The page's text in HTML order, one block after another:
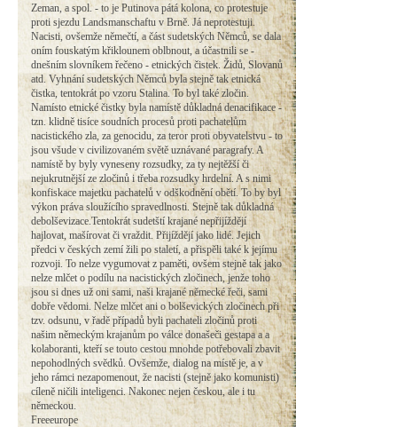
Zeman, a spol. - to je Putinova pátá kolona, co protestuje
proti sjezdu Landsmanschaftu v Brně. Já neprotestuji.
Nacisti, ovšemže němečtí, a část sudetských Němců, se dala
oním fouskatým křiklounem oblbnout, a účastnili se -
dnešním slovníkem řečeno - etnických čistek. Židů, Slovanů
atd. Vyhnání sudetských Němců byla stejně tak etnická
čistka, tentokrát po vzoru Stalina. To byl také zločin.
Namísto etnické čistky byla namístě důkladná denacifikace -
tzn. klidně tisíce soudních procesů proti pachatelům
nacistického zla, za genocidu, za teror proti obyvatelstvu - to
jsou všude v civilizovaném světě uznávané paragrafy. A
namístě by byly vyneseny rozsudky, za ty nejtěžší či
nejukrutnější ze zločinů i třeba rozsudky hrdelní. A s nimi
konfiskace majetku pachatelů v odškodnění obětí. To by byl
výkon práva sloužícího spravedlnosti. Stejně tak důkladná
debolševizace.Tentokrát sudetští krajané nepřijíždějí
hajlovat, mašírovat či vraždit. Přijíždějí jako lidé. Jejich
předci v českých zemí žili po staletí, a přispěli také k jejímu
rozvoji. To nelze vygumovat z paměti, ovšem stejně tak jako
nelze mlčet o podílu na nacistických zločinech, jenže toho
jsou si dnes už oni sami, naši krajané německé řeči, sami
dobře vědomi. Nelze mlčet ani o bolševických zločinech při
tzv. odsunu, v řadě případů byli pachateli zločinů proti
našim německým krajanům po válce donašeči gestapa a a
kolaboranti, kteří se touto cestou mnohde potřebovali zbavit
nepohodlných svědků. Ovšemže, dialog na místě je, a v
jeho rámci nezapomenout, že nacisti (stejně jako komunisti)
cíleně ničili inteligenci. Nakonec nejen českou, ale i tu
německou.
Freeeurope